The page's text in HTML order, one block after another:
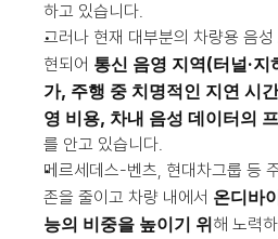
하고 있습니다.
그러나 현재 대부분의 차량용 음
현되어 통신 음영 지역(터널·
가, 주행 중 치명적인 지연 시
영 비용, 차내 음성 데이터의
를 안고 있습니다.
메르세데스-벤츠, 현대차그룹 등
존을 줄이고 차량 내에서 온디바
능의 비중을 높이기 위해 노력